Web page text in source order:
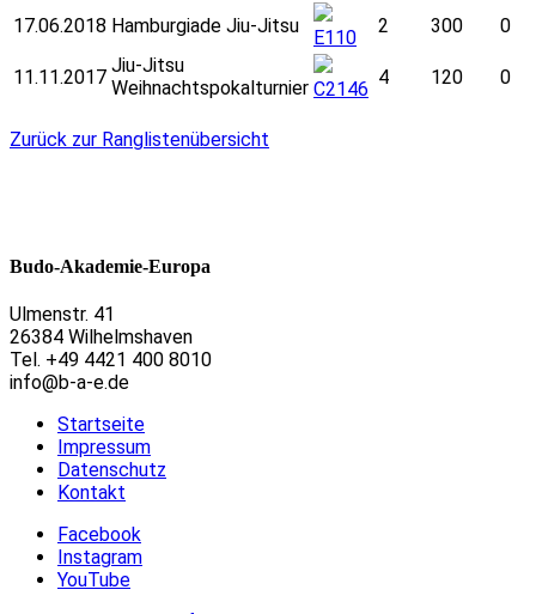
17.06.2018 Hamburgiade Jiu-Jitsu
E110
2 300 0
11.11.2017
Jiu-Jitsu
Weihnachtspokalturnier C2146
4 120 0
Zurück zur Ranglistenübersicht
Budo-Akademie-Europa
Ulmenstr. 41
26384 Wilhelmshaven
Tel. +49 4421 400 8010
info@b-a-e.de
Startseite
Impressum
Datenschutz
Kontakt
Facebook
Instagram
YouTube